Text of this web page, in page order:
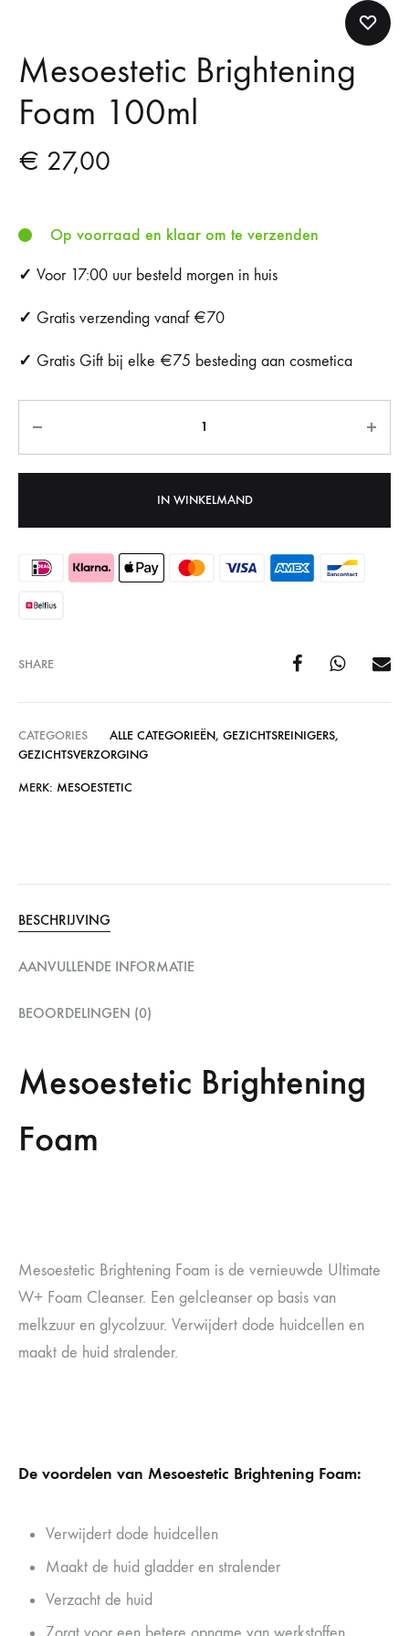
Mesoestetic Brightening
Foam 100ml
€ 27,00
Op voorraad en klaar om te verzenden
✓ Voor 17:00 uur besteld morgen in huis
✓ Gratis verzending vanaf €70
✓ Gratis Gift bij elke €75 besteding aan cosmetica
IN WINKELMAND
SHARE
CATEGORIES ALLE CATEGORIEËN, GEZICHTSREINIGERS,
GEZICHTSVERZORGING
MERK: MESOESTETIC
BESCHRIJVING
AANVULLENDE INFORMATIE
BEOORDELINGEN (0)
Mesoestetic Brightening
Foam
Mesoestetic Brightening Foam is de vernieuwde Ultimate
W+ Foam Cleanser. Een gelcleanser op basis van
melkzuur en glycolzuur. Verwijdert dode huidcellen en
maakt de huid stralender.
De voordelen van Mesoestetic Brightening Foam:
Verwijdert dode huidcellen
Maakt de huid gladder en stralender
Verzacht de huid